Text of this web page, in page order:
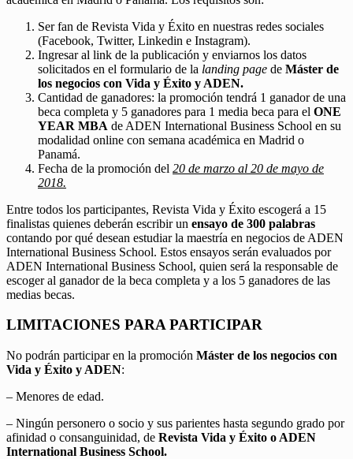
Ser fan de Revista Vida y Éxito en nuestras redes sociales
(Facebook, Twitter, Linkedin e Instagram).
Ingresar al link de la publicación y enviarnos los datos
solicitados en el formulario de la landing page de Máster de
los negocios con Vida y Éxito y ADEN.
Cantidad de ganadores: la promoción tendrá 1 ganador de una
beca completa y 5 ganadores para 1 media beca para el ONE
YEAR MBA de ADEN International Business School en su
modalidad online con semana académica en Madrid o
Panamá.
Fecha de la promoción del 20 de marzo al 20 de mayo de
2018.
Entre todos los participantes, Revista Vida y Éxito escogerá a 15
finalistas quienes deberán escribir un ensayo de 300 palabras
contando por qué desean estudiar la maestría en negocios de ADEN
International Business School. Estos ensayos serán evaluados por
ADEN International Business School, quien será la responsable de
escoger al ganador de la beca completa y a los 5 ganadores de las
medias becas.
LIMITACIONES PARA PARTICIPAR
No podrán participar en la promoción Máster de los negocios con
Vida y Éxito y ADEN:
– Menores de edad.
– Ningún personero o socio y sus parientes hasta segundo grado por
afinidad o consanguinidad, de Revista Vida y Éxito o ADEN
International Business School.